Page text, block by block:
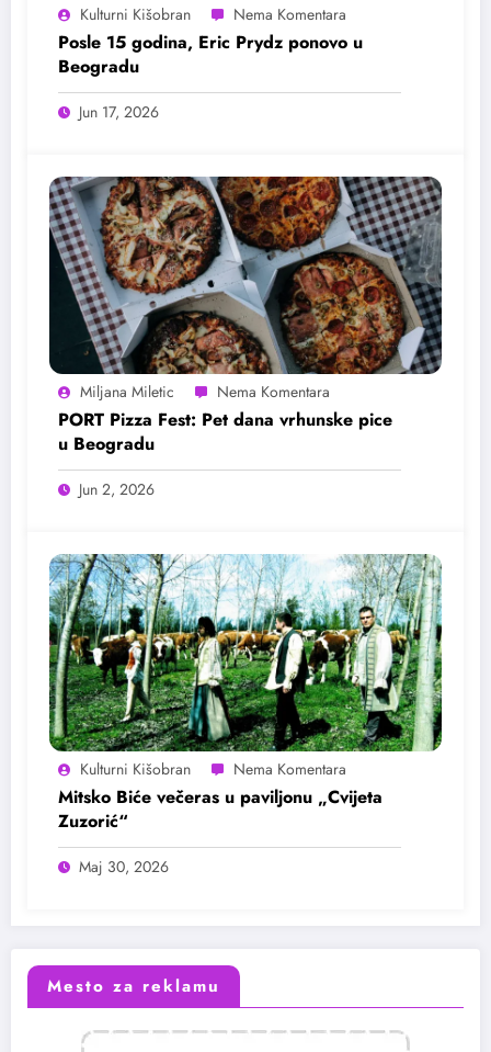
Kulturni Kišobran
Posle 15 godina, Eric Prydz ponovo u
Beogradu
Jun 17, 2026
Miljana Miletic
PORT Pizza Fest: Pet dana vrhunske pice
u Beogradu
Jun 2, 2026
Kulturni Kišobran
Mitsko Biće večeras u paviljonu „Cvijeta
Zuzorić“
Maj 30, 2026
Mesto za reklamu